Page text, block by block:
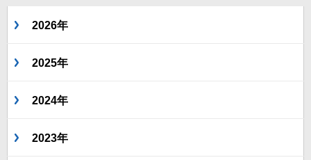
2026年
2025年
2024年
2023年